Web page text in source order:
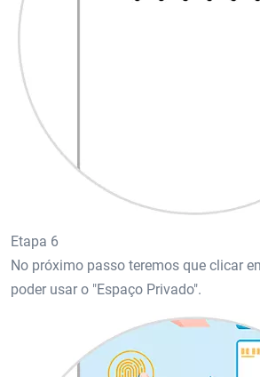
Etapa 6
No próximo passo teremos que clicar
poder usar o "Espaço Privado".